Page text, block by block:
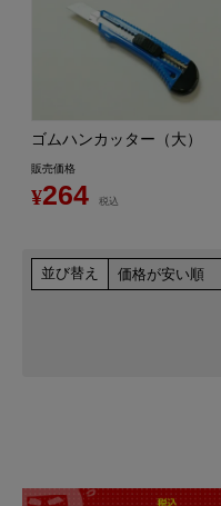
ゴムハンカッター（大）
販売価格
¥264 税込
並び替え 価格が安い順